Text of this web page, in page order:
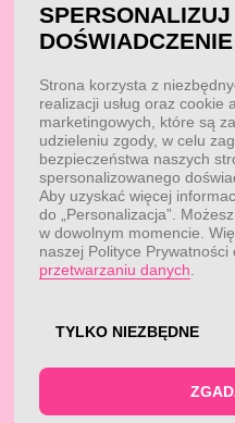
RODO
Obowiązek
Dane do przelewu
Przepisy
Blog
Regulamin
Aktualne
Odstąp od
Dobór
Kontakt
KONTAKT
Obsługa klienta:
pon. - pt.: 7:00 - 18:00
DOŚWIADCZENIE
Strona korzysta z
realizacji usług oraz cookie
marketingowych, które są
udzieleniu zgody, w celu
bezpieczeństwa naszych
spersonalizowanego
Aby uzyskać więcej
do „Personalizacja”.
w dowolnym momencie.
naszej Polityce Prywatności
przetwarzaniu danych
TYLKO NIEZBĘDNE